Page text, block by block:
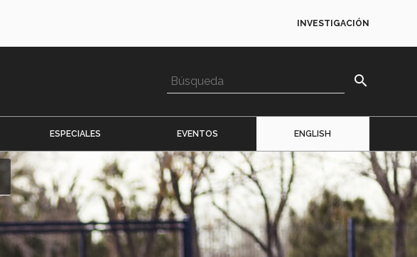
INVESTIGACIÓN
search
ESPECIALES EVENTOS ENGLISH